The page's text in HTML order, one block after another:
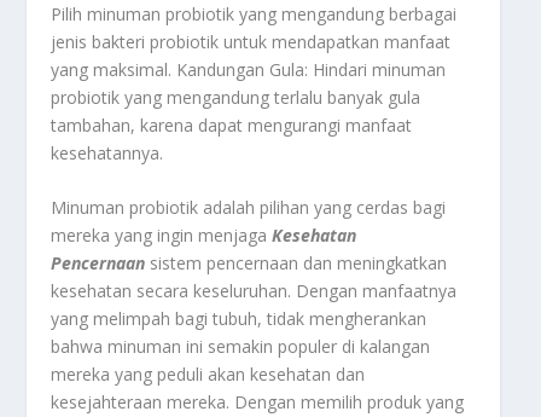
Pilih minuman probiotik yang mengandung berbagai
jenis bakteri probiotik untuk mendapatkan manfaat
yang maksimal. Kandungan Gula: Hindari minuman
probiotik yang mengandung terlalu banyak gula
tambahan, karena dapat mengurangi manfaat
kesehatannya.
Minuman probiotik adalah pilihan yang cerdas bagi
mereka yang ingin menjagaKesehatan
Pencernaan sistem pencernaan dan meningkatkan
kesehatan secara keseluruhan. Dengan manfaatnya
yang melimpah bagi tubuh, tidak mengherankan
bahwa minuman ini semakin populer di kalangan
mereka yang peduli akan kesehatan dan
kesejahteraan mereka. Dengan memilih produk yang